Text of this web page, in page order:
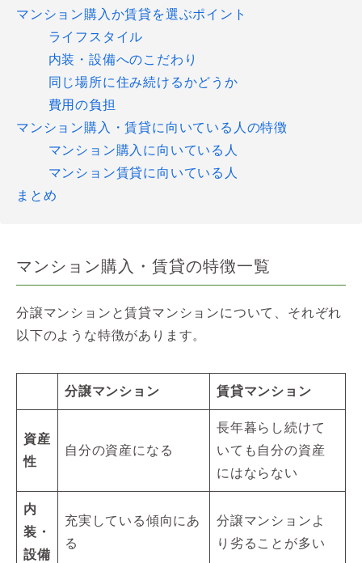
マンション購入か賃貸を選ぶポイント
ライフスタイル
内装・設備へのこだわり
同じ場所に住み続けるかどうか
費用の負担
マンション購入・賃貸に向いている人の特徴
マンション購入に向いている人
マンション賃貸に向いている人
まとめ
マンション購入・賃貸の特徴一覧
分譲マンションと賃貸マンションについて、それぞれ
以下のような特徴があります。
分譲マンション 賃貸マンション
資産
性
自分の資産になる
長年暮らし続けて
いても自分の資産
にはならない
内
装・
設備
充実している傾向にあ
る
分譲マンションよ
り劣ることが多い